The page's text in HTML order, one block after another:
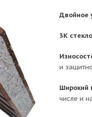
Двойное
3К
и
Широкий
числе и